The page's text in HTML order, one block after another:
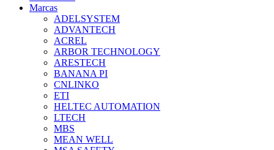
Marcas
ADELSYSTEM
ADVANTECH
ACREL
ARBOR TECHNOLOGY
ARESTECH
BANANA PI
CNLINKO
ETI
HELTEC AUTOMATION
LTECH
MBS
MEAN WELL